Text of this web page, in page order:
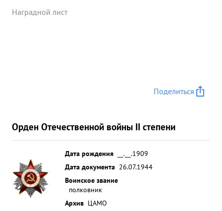
Наградной лист
Поделиться
Орден Отечественной войны II степени
Дата рождения
__.__.1909
Дата документа 26.07.1944
Воинское звание
полковник
Архив ЦАМО